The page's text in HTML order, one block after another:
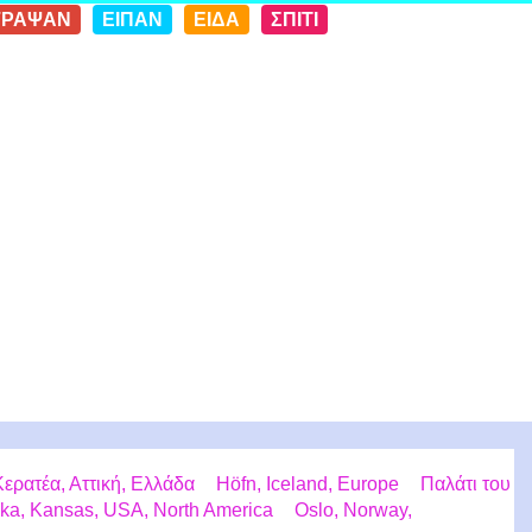
ΕΙΠΑΝ ΕΙΔΑ ΣΠΙΤΙ
Αττική, Ελλάδα Höfn, Iceland, Europe
Παλάτι του
Kansas, USA, North America
Oslo, Norway,